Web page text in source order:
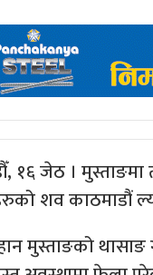
१६ जेठ । मुस्ताङमा
शव काठमाडौं
मुस्ताङको थासाङ